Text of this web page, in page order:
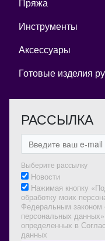
Пряжа
Инструменты
Аксессуары
Готовые изделия
РАССЫЛКА
Выберите рассылку
Новости
Нажимая кнопку
обработку моих
Федеральным
персональных
определенных в
данных